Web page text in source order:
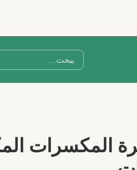
المكسرات